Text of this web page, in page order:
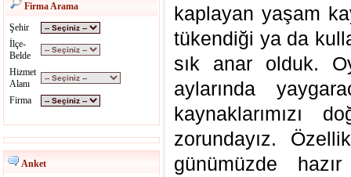
Firma Arama
Şehir
İlçe-
Belde
Hizmet
Alanı
Firma
Anket
kaplayan yaşam
tükendiği ya da
sık anar olduk.
aylarında
kaynaklarımızı
zorundayız.
günümüzde